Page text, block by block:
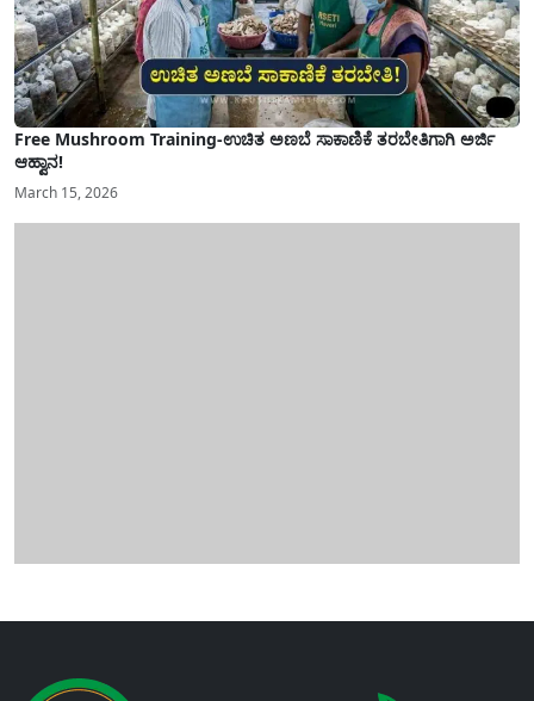
Free Mushroom Training-ಉಚಿತ ಅಣಬೆ ಸಾಕಾಣಿಕೆ ತರಬೇತಿಗಾಗಿ ಅರ್ಜಿ
ಆಹ್ವಾನ!
March 15, 2026